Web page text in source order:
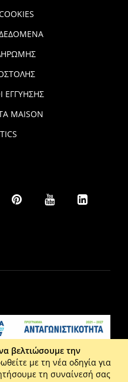
ΕΓΓΥΗΣΗΣ
MAISON
- Ε: eshop@maison.gr -
βελτιώσουμε την
με τη νέα οδηγία για
τη συναίνεσή σας